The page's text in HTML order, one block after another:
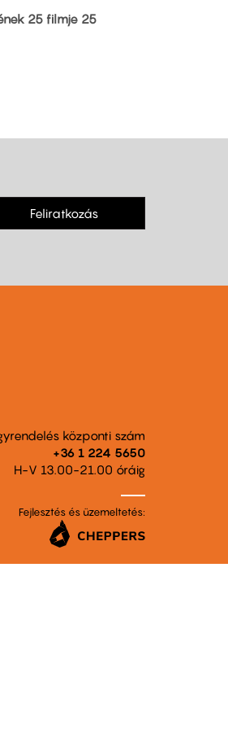
25 filmje 25
Feliratkozás
központi szám
+36 1 224 5650
H-V 13.00-21.00 óráig
Fejlesztés és üzemeltetés: